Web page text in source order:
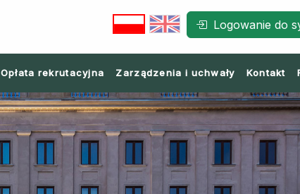
Logowanie do
Opłata rekrutacyjna Zarządzenia i uchwały Kontakt